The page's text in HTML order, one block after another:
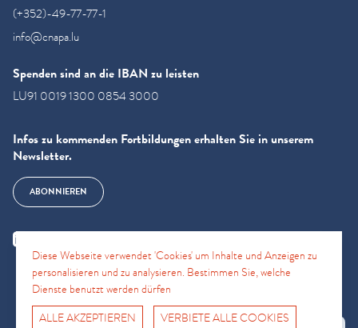
(+352)-49-77-77-1
info@cnapa.lu
Spenden sind an die IBAN zu leisten
LU91 0019 1300 0854 3000
Infos zu kommenden Fortbildungen erhalten Sie in unserem
Newsletter.
ABONNIEREN
Diese Webseite verwendet 'Cookies' um Inhalte und Anzeigen zu
personalisieren und zu analysieren. Bestimmen Sie, welche
Dienste benutzt werden dürfen
ALLE AKZEPTIEREN
VERBIETE ALLE COOKIES